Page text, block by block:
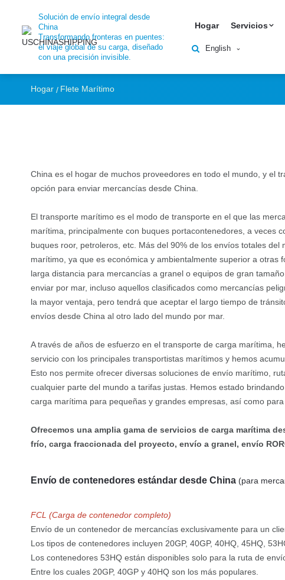
Solución de envío integral desde
China
Transformando fronteras en puentes:
el viaje global de su carga, diseñado
con una precisión invisible.
Hogar Servicios
English
Hogar Flete Marítimo
China es el hogar de muchos proveedores en todo el mundo, y el
opción para enviar mercancías desde China.
El transporte marítimo es el modo de transporte en el que las
marítima, principalmente con buques portacontenedores, a veces
buques roor, petroleros, etc. Más del 90% de los envíos totales del
marítimo, ya que es económica y ambientalmente superior a otras
larga distancia para mercancías a granel o equipos de gran
enviar por mar, incluso aquellos clasificados como mercancías
la mayor ventaja, pero tendrá que aceptar el largo tiempo de
envíos desde China al otro lado del mundo por mar.
A través de años de esfuerzo en el transporte de carga marítima,
servicio con los principales transportistas marítimos y hemos
Esto nos permite ofrecer diversas soluciones de envío marítimo,
cualquier parte del mundo a tarifas justas. Hemos estado
carga marítima para pequeñas y grandes empresas, así como
Ofrecemos una amplia gama de servicios de carga marítima
frío, carga fraccionada del proyecto, envío a granel, envío
Envío de contenedores estándar desde China (para
FCL (Carga de contenedor completo)
Envío de un contenedor de mercancías exclusivamente para un
Los tipos de contenedores incluyen 20GP, 40GP, 40HQ, 45HQ,
Los contenedores 53HQ están disponibles solo para la ruta de
Entre los cuales 20GP, 40GP y 40HQ son los más populares.